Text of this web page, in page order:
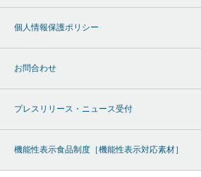
個人情報保護ポリシー
お問合わせ
プレスリリース・ニュース受付
機能性表示食品制度［機能性表示対応素材］